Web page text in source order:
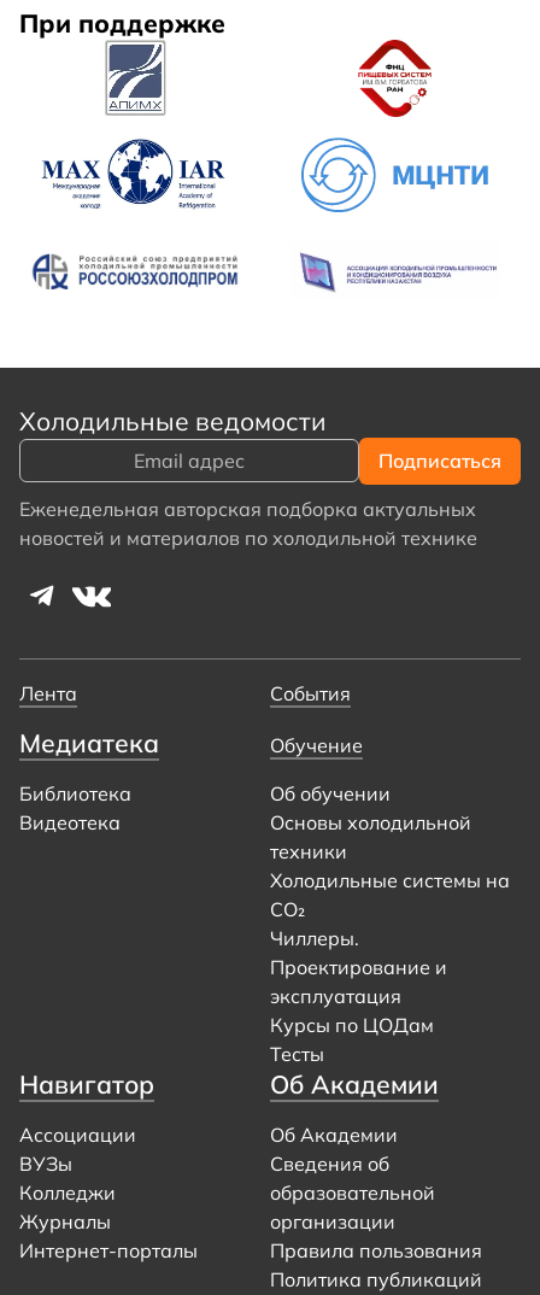
При поддержке
Холодильные ведомости
Еженедельная авторская подборка актуальных
новостей и материалов по холодильной технике
Лента События
Медиатека
Библиотека
Видеотека
Обучение
Об обучении
Основы холодильной
техники
Холодильные системы на
CO₂
Чиллеры.
Проектирование и
эксплуатация
Курсы по ЦОДам
Тесты
Навигатор
Ассоциации
ВУЗы
Колледжи
Журналы
Интернет-порталы
Об Академии
Об Академии
Сведения об
образовательной
организации
Правила пользования
Политика публикаций